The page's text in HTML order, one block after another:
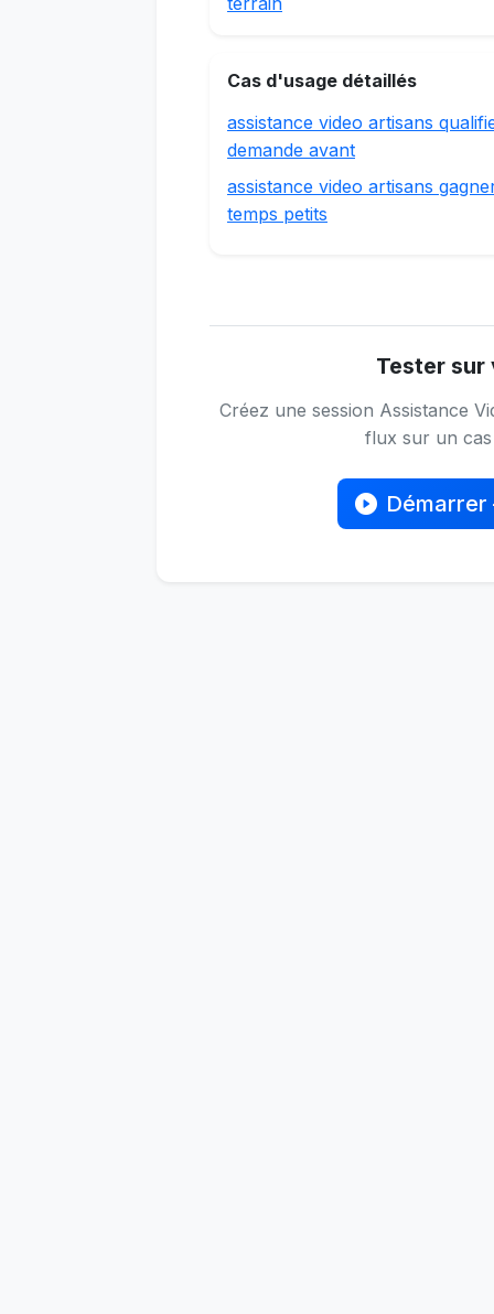
Cas d'usage détaillés
assistance video artisans
demande avant
assistance video artisans
temps petits
Tester sur
Créez une session Assistance
flux sur un